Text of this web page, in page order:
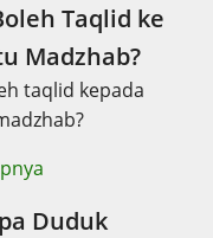
Taqlid ke
Madzhab?
taqlid kepada
Duduk